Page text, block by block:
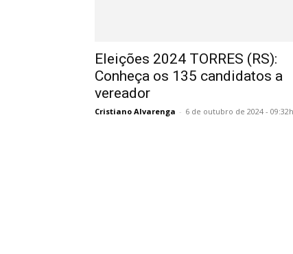
Eleições 2024 TORRES (RS):
Conheça os 135 candidatos a
vereador
Cristiano Alvarenga - 6 de outubro de 2024 - 09:32h